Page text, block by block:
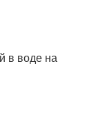
в воде на